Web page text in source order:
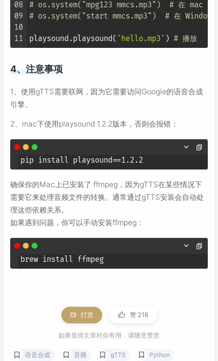
08
09
10
11
# os.system("mpg123 mmcs.mp3")  # 在 mac 系统
# os.system("start mmcs.mp3")  # 在 Windows
playsound.playsound( 'hello.mp3' ) # 播放
4、注意事项
1、使用gTTS需要联网，因为它需要访问Google的语音合成
引擎。
2、mac下使用playsound 1.2.2版本，否则会报错：
pip install playsound==1.2.2
确保你的Mac上已安装了 ffmpeg，因为gTTS在某些情况下
需要它来处理音频文件的转换。通常通过gTTS安装会自动处
理这些依赖关系。
如果遇到问题，你可以手动安装ffmpeg：
brew install ffmpeg
打赏 赞 216
如果觉得文章对你有用，请随意赞赏
语音合成 音频 gTTS Python